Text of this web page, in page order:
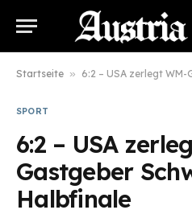
Startseite » 6:2 – USA zerlegt WM-
SPORT
6:2 – USA
Gastgeber
Halbfinale